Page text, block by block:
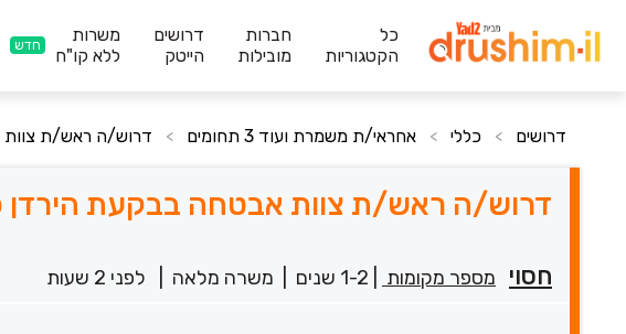
כל
הקטגוריות
חברות
מובילות
דרושים
הייטק
משרות
ללא קו"ח
חדש
דרושים > כללי > אחראי/ת משמרת ועוד 3 תחומים > דרוש/ה ראש/ת צוות
דרוש/ה ראש/ת צוות אבטחה בבקעת הירדן
חסוי מספר מקומות 1-2 שנים משרה מלאה לפני 2 שעות